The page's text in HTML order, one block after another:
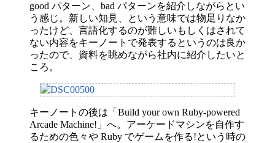
good パターン、bad パターンを紹介しながらとい
う感じ。新しい知見、という意味では物足りなか
ったけど、言語化するのが難しいもしくはされて
ない内容をキーノートで発表するというのは良か
ったので、資料を眺めながら社内に紹介したいと
ころ。
キーノートの後は「Build your own Ruby-powered
Arcade Machine!」へ。アーケードマシンを自作す
るための色々や Ruby でゲームを作る!という時の